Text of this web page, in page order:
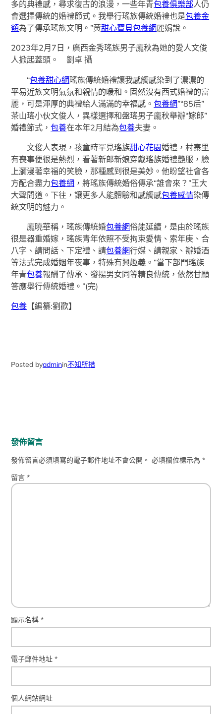
多的典禮感，尋求復古的浪漫，一些年青包養俱樂部人仍
會選擇傳統的婚禮節式。我舉行瑤族傳統婚禮也是包養金
額為了傳承瑤族文明。”黃甜心寶貝包養網麗娟說。
2023年2月7日，廣西金秀瑤族男子龐秋為她的愛人文俊
人掀起蓋頭。 劉卓 攝
“包養甜心網瑤族傳統婚禮讓我感觸感染到了濃濃的
平易近族文明氣氛和親情的暖和。固然沒有西式婚禮的富
麗，可是渾厚的典禮給人滿滿的幸福感。包養網”“85后”
茶山瑤小伙文俊人，異樣選擇和盤瑤男子龐秋舉辦“嫁郎”
婚禮節式，包養在本年2月結為包養夫妻。
文俊人表現，孩童時罕見瑤族甜心花園婚禮，村寨里
有喪事便很是熱烈，看著新郎新娘穿戴瑤族婚禮艷服，臉
上瀰漫著幸福的笑臉，那種感到很是美妙。他盼望社會各
方配合盡力包養網 ，將瑤族傳統婚俗傳承“誰會來？”王大
大聲問道。下往，讓更多人能體驗和感觸感包養感情染傳
統文明的魅力。
龐曉華稱，瑤族傳統婚包養網俗能延續，是由於瑤族
很是器重婚嫁，瑤族青年依照不受拘束愛情、索年庚、合
八字、請問話、下定禮、請包養網行媒、請親家、辦婚酒
等法式完成婚姻年夜事，特殊有興趣義。“當下部門瑤族
年青包養報酬了傳承、發揚男女同等精良傳統，依然甘願
答應舉行傳統婚禮。”(完)
包養 【編纂:劉歡】
Posted byadminin不知所措
發佈留言
發佈留言必須填寫的電子郵件地址不會公開。 必填欄位標示為*
留言*
顯示名稱*
電子郵件地址*
個人網站網址